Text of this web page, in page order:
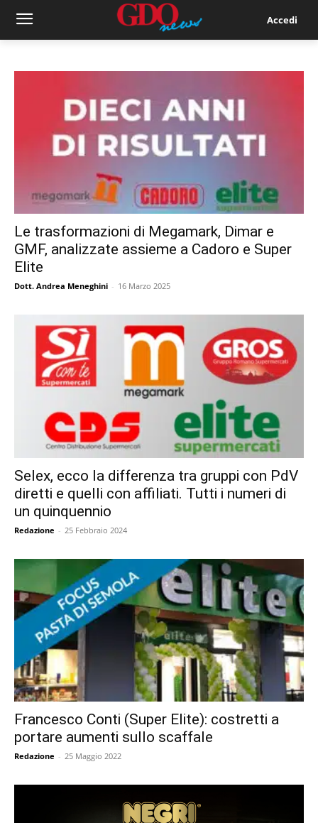
Accedi
Le trasformazioni di Megamark, Dimar e
GMF, analizzate assieme a Cadoro e Super
Elite
Dott. Andrea Meneghini - 16 Marzo 2025
Selex, ecco la differenza tra gruppi con PdV
diretti e quelli con affiliati. Tutti i numeri di
un quinquennio
Redazione - 25 Febbraio 2024
Francesco Conti (Super Elite): costretti a
portare aumenti sullo scaffale
Redazione - 25 Maggio 2022